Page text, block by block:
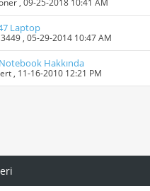
, 09-25-2018 10:41 AM
Laptop
, 05-29-2014 10:47 AM
Hakkında
, 11-16-2010 12:21 PM